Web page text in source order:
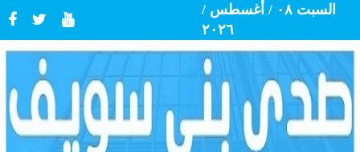
السبت ٠٨ / أغسطس /
٢٠٢٦